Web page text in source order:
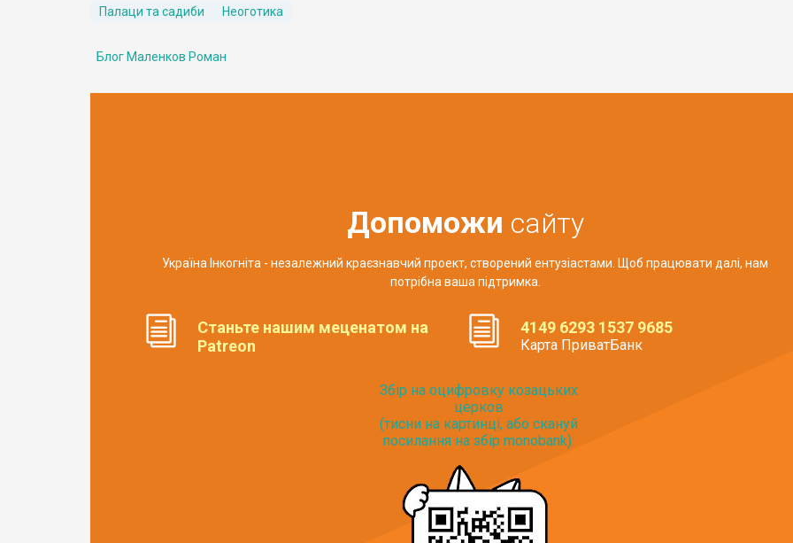
Палаци та садиби Неоготика
Блог Маленков Роман
Допоможи сайту
Україна Інкогніта - незалежний краєзнавчий проект, створений ентузіастами. Щоб працювати далі, нам
потрібна ваша підтримка.
Станьте нашим меценатом на
Patreon
4149 6293 1537 9685
Карта ПриватБанк
Збір на оцифровку козацьких
церков
(тисни на картинці, або скануй
посилання на збір monobank):